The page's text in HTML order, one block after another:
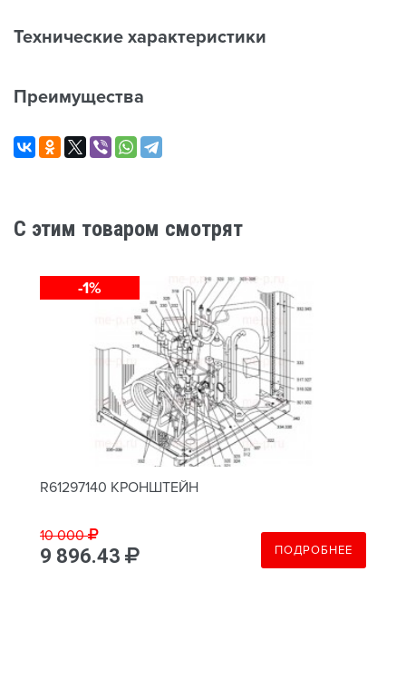
Технические характеристики
Преимущества
C этим товаром смотрят
-1%
R61297140 КРОНШТЕЙН
10 000
9 896.43 ПОДРОБНЕЕ